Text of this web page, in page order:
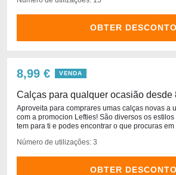
OBTER DESCONTO
8,99 € VENDA
Calças para qualquer ocasião desde
Aproveita para comprares umas calças novas a
com a promocion Lefties! São diversos os
tem para ti e podes encontrar o que procuras em
Número de utilizações: 3
OBTER DESCONTO